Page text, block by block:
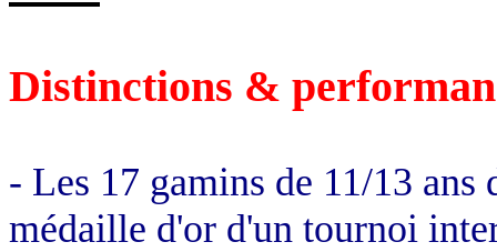
Distinctions &
- Les 17 gamins de 11/13
médaille d'or d'un tournoi